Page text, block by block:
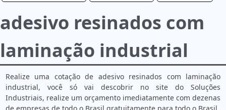
adesivo resinados com
laminação industrial
Realize uma cotação de adesivo resinados com laminação
industrial, você só vai descobrir no site do Soluções
Industriais, realize um orçamento imediatamente com dezenas